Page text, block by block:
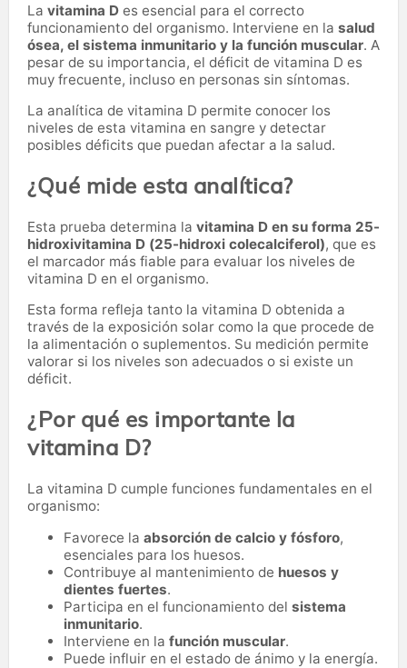
La vitamina D es esencial para el correcto
funcionamiento del organismo. Interviene en la salud
ósea, el sistema inmunitario y la función muscular. A
pesar de su importancia, el déficit de vitamina D es
muy frecuente, incluso en personas sin síntomas.
La analítica de vitamina D permite conocer los
niveles de esta vitamina en sangre y detectar
posibles déficits que puedan afectar a la salud.
¿Qué mide esta analítica?
Esta prueba determina la vitamina D en su forma 25-
hidroxivitamina D (25-hidroxi colecalciferol), que es
el marcador más fiable para evaluar los niveles de
vitamina D en el organismo.
Esta forma refleja tanto la vitamina D obtenida a
través de la exposición solar como la que procede de
la alimentación o suplementos. Su medición permite
valorar si los niveles son adecuados o si existe un
déficit.
¿Por qué es importante la
vitamina D?
La vitamina D cumple funciones fundamentales en el
organismo:
Favorece la absorción de calcio y fósforo,
esenciales para los huesos.
Contribuye al mantenimiento de huesos y
dientes fuertes.
Participa en el funcionamiento del sistema
inmunitario.
Interviene en la función muscular.
Puede influir en el estado de ánimo y la energía.